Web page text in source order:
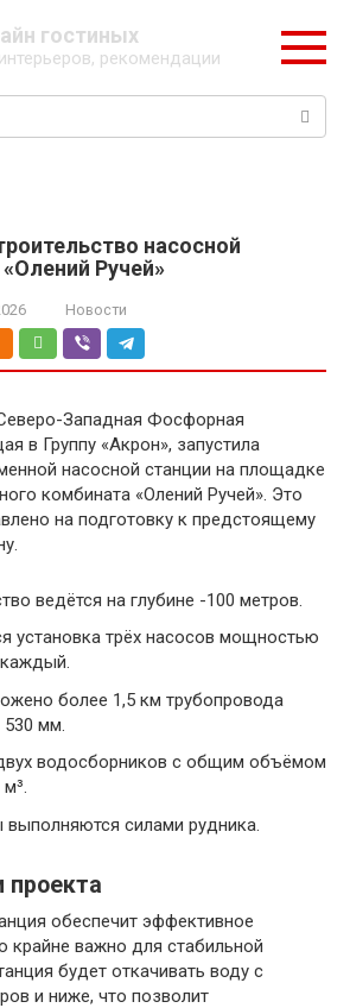
гостиных
рекомендации
насосной
Ручей»
Новости
Западная Фосфорная
в Группу «Акрон», запустила
насосной станции на площадке
комбината «Олений Ручей». Это
на подготовку к предстоящему
ведётся на глубине -100 метров.
установка трёх насосов мощностью
более 1,5 км трубопровода
мм.
водосборников с общим объёмом
силами рудника.
проекта
обеспечит эффективное
крайне важно для стабильной
будет откачивать воду с
и ниже, что позволит